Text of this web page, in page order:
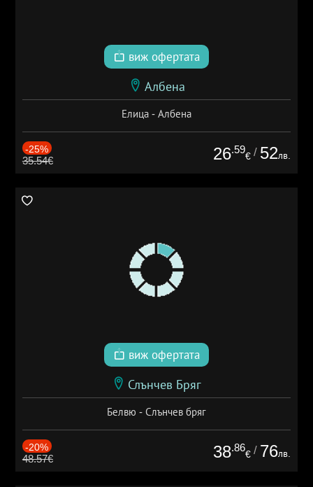
виж офертата
Албена
Елица - Албена
-25%
35.54€ 26.59
€ / 52лв.
виж офертата
Слънчев Бряг
Белвю - Слънчев бряг
-20%
48.57€ 38.86
€ / 76лв.